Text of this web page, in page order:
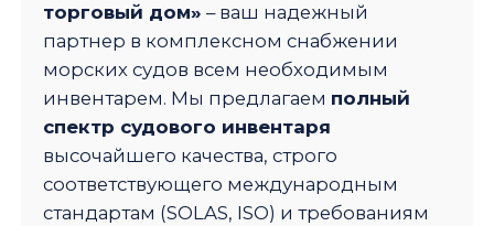
торговый дом» – ваш надежный
партнер в комплексном снабжении
морских судов всем необходимым
инвентарем. Мы предлагаем полный
спектр судового инвентаря
высочайшего качества, строго
соответствующего международным
стандартам (SOLAS, ISO) и требованиям